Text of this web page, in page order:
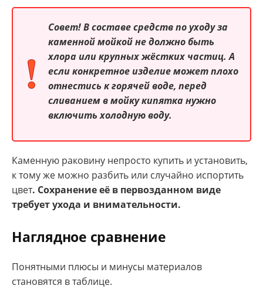
Совет! В составе средств по уходу за
каменной мойкой не должно быть
хлора или крупных жёстких частиц. А
если конкретное изделие может плохо
отнестись к горячей воде, перед
сливанием в мойку кипятка нужно
включить холодную воду.
Каменную раковину непросто купить и установить,
к тому же можно разбить или случайно испортить
цвет. Сохранение её в первозданном виде
требует ухода и внимательности.
Наглядное сравнение
Понятными плюсы и минусы материалов
становятся в таблице.